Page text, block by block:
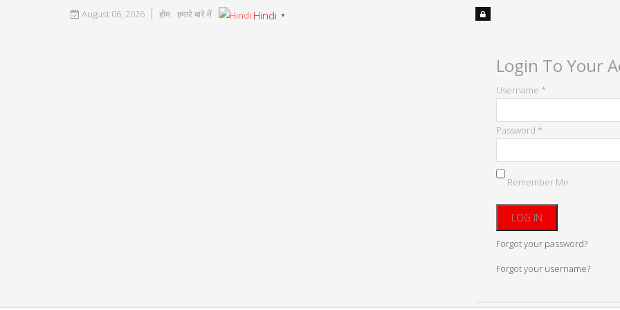
August 06, 2026 होम हमारे बारे में Hindi ▼
Login To Your
Username *
Password *
Remember Me
Forgot your password?
Forgot your username?